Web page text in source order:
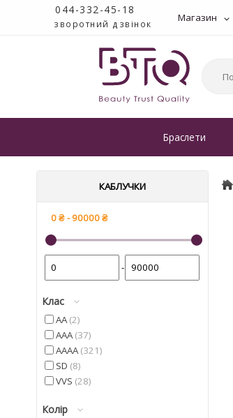
044-332-45-18
зворотний дзвінок Магазин
Браслети
КАБЛУЧКИ
-
Клас
AA 2
AAA 37
AAAA 321
SD 8
VVS 28
Колір